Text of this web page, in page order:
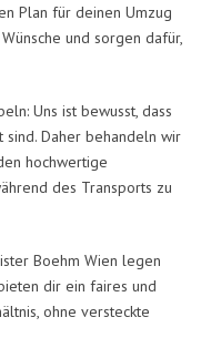
Plan für deinen Umzug
und sorgen dafür,
Uns ist bewusst, dass
Daher behandeln wir
hochwertige
des Transports zu
Boehm Wien legen
dir ein faires und
ohne versteckte